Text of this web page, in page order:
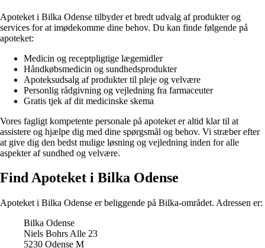
Apoteket i Bilka Odense tilbyder et bredt udvalg af produkter og
services for at imødekomme dine behov. Du kan finde følgende på
apoteket:
Medicin og receptpligtige lægemidler
Håndkøbsmedicin og sundhedsprodukter
Apoteksudsalg af produkter til pleje og velvære
Personlig rådgivning og vejledning fra farmaceuter
Gratis tjek af dit medicinske skema
Vores fagligt kompetente personale på apoteket er altid klar til at
assistere og hjælpe dig med dine spørgsmål og behov. Vi stræber efter
at give dig den bedst mulige løsning og vejledning inden for alle
aspekter af sundhed og velvære.
Find Apoteket i Bilka Odense
Apoteket i Bilka Odense er beliggende på Bilka-området. Adressen er:
Bilka Odense
Niels Bohrs Alle 23
5230 Odense M